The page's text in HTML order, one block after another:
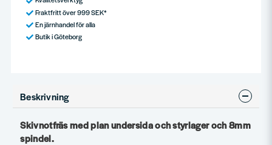
Fraktfritt över 999 SEK*
En järnhandel för alla
Butik i Göteborg
Beskrivning
Skivnotfräs med plan undersida och styrlager och 8mm
spindel.